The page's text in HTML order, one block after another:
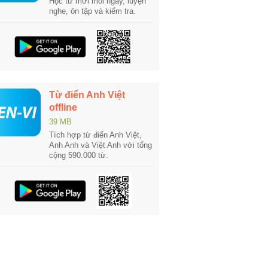
nghe, ôn tập và kiểm tra.
Từ điển Anh Việt
offline
39 MB
Tích hợp từ điển Anh Việt,
Anh Anh và Việt Anh với tổng
cộng 590.000 từ.